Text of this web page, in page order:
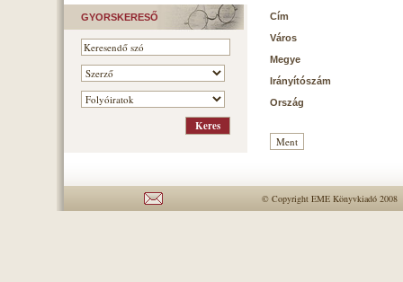
GYORSKERESŐ
Cím
Város
Megye
Irányítószám
Ország
© Copyright EME Könyvkiadó 2008